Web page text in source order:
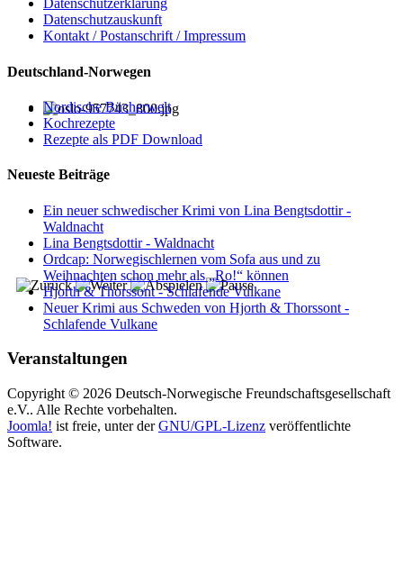
Datenschutzerklärung
Datenschutzauskunft
Kontakt / Postanschrift / Impressum
Deutschland-Norwegen
Nordische Bücherwelt
Kochrezepte
Rezepte als PDF Download
Neueste Beiträge
Ein neuer schwedischer Krimi von Lina Bengtsdottir -
Waldnacht
Lina Bengtsdottir - Waldnacht
Ordcap: Norwegischlernen vom Sofa aus und zu
Weihnachten schon mehr als „Ro!“ können
Hjorth & Thorssont - Schlafende Vulkane
Neuer Krimi aus Schweden von Hjorth & Thorssont -
Schlafende Vulkane
Veranstaltungen
Copyright © 2026 Deutsch-Norwegische Freundschaftsgesellschaft
e.V.. Alle Rechte vorbehalten.
Joomla! ist freie, unter derGNU/GPL-Lizenz veröffentlichte
Software.